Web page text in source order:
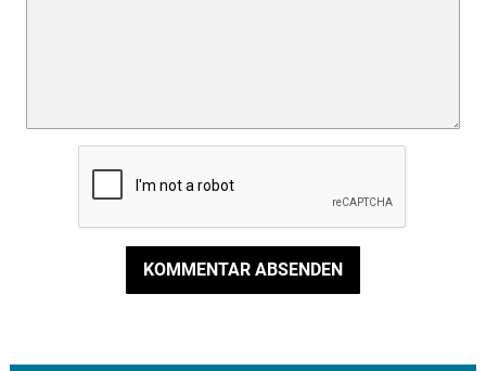
KOMMENTAR ABSENDEN